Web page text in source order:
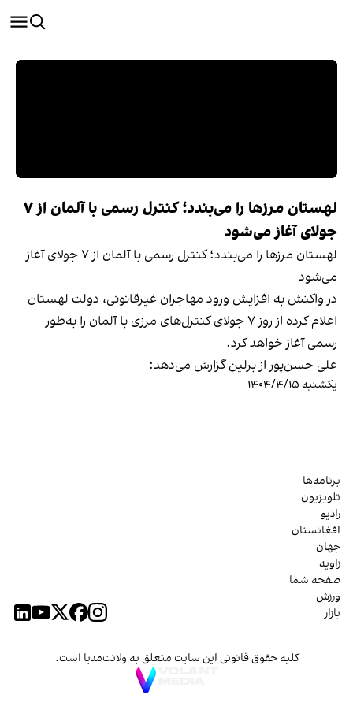
لهستان مرزها را می‌بندد؛ کنترل رسمی با آلمان از ۷
جولای آغاز می‌شود
لهستان مرزها را می‌بندد؛ کنترل رسمی با آلمان از ۷ جولای آغاز
می‌شود
در واکنش به افزایش ورود مهاجران غیرقانونی، دولت لهستان
اعلام کرده از روز ۷ جولای کنترل‌های مرزی با آلمان را به‌طور
رسمی آغاز خواهد کرد.
علی حسن‌پور از برلین گزارش می‌دهد:
یکشنبه ۱۴۰۴/۴/۱۵
برنامه‌ها
تلویزیون
رادیو
افغانستان
جهان
زاویه
صفحه شما
ورزش
بازار
کلیه حقوق قانونی این سایت متعلق به ولانت‌مدیا است.